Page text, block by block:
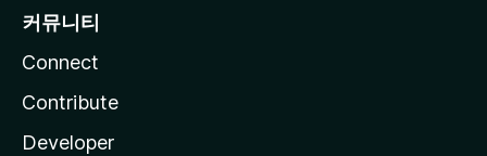
커뮤니티
Connect
Contribute
Developer